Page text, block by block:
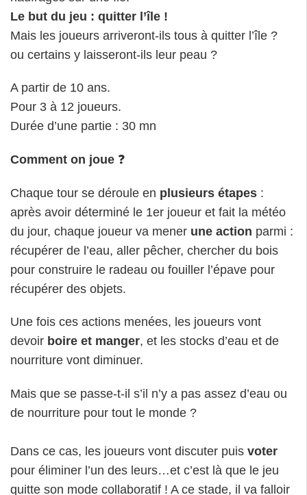
Le but du jeu : quitter l’île !
Mais les joueurs arriveront-ils tous à quitter l’île ?
ou certains y laisseront-ils leur peau ?
A partir de 10 ans.
Pour 3 à 12 joueurs.
Durée d’une partie : 30 mn
Comment on joue ❓
Chaque tour se déroule en plusieurs étapes :
après avoir déterminé le 1er joueur et fait la météo
du jour, chaque joueur va mener une action parmi :
récupérer de l’eau, aller pêcher, chercher du bois
pour construire le radeau ou fouiller l’épave pour
récupérer des objets.
Une fois ces actions menées, les joueurs vont
devoir boire et manger, et les stocks d’eau et de
nourriture vont diminuer.
Mais que se passe-t-il s’il n’y a pas assez d’eau ou
de nourriture pour tout le monde ?
Dans ce cas, les joueurs vont discuter puis voter
pour éliminer l’un des leurs…et c’est là que le jeu
quitte son mode collaboratif ! A ce stade, il va falloir